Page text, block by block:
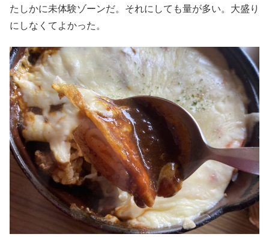
たしかに未体験ゾーンだ。それにしても量が多い。大盛り
にしなくてよかった。